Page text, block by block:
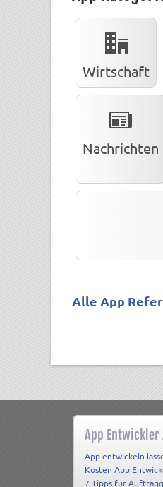
Wirtschaft
Nachrichten
Alle App
App Entwickler
App entwickeln
Kosten App
7 Tipps für